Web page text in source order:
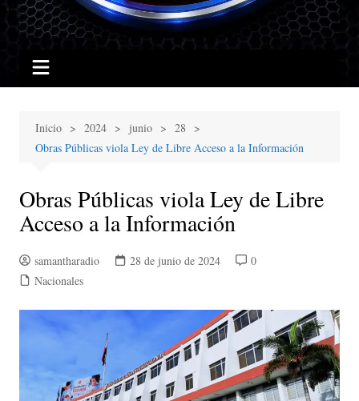
Inicio 2024 junio
28
Obras Públicas viola Ley de Libre Acceso a la Información
Obras Públicas viola Ley de Libre
Acceso a la Información
samantharadio 28 de junio de 2024
0
Nacionales